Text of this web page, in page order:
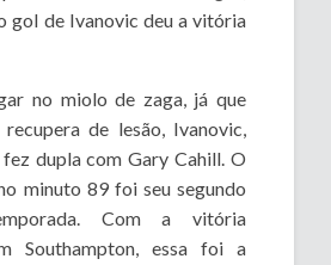
gol de Ivanovic deu a vitória
no miolo de zaga, já que
de lesão, Ivanovic,
dupla com Gary Cahill. O
minuto 89 foi seu segundo
Com a vitória
Southampton, essa foi a